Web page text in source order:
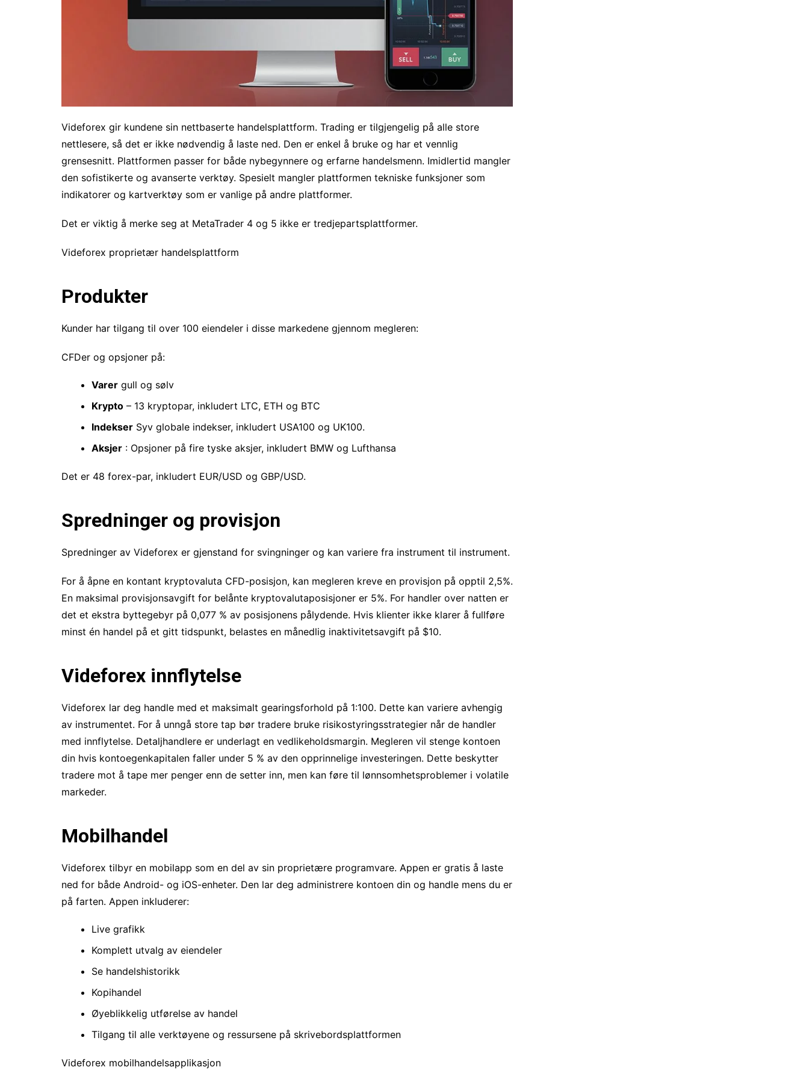
Videforex gir kundene sin nettbaserte handelsplattform. Trading er tilgjengelig på alle store
nettlesere, så det er ikke nødvendig å laste ned. Den er enkel å bruke og har et vennlig
grensesnitt. Plattformen passer for både nybegynnere og erfarne handelsmenn. Imidlertid mangler
den sofistikerte og avanserte verktøy. Spesielt mangler plattformen tekniske funksjoner som
indikatorer og kartverktøy som er vanlige på andre plattformer.
Det er viktig å merke seg at MetaTrader 4 og 5 ikke er tredjepartsplattformer.
Videforex proprietær handelsplattform
Produkter
Kunder har tilgang til over 100 eiendeler i disse markedene gjennom megleren:
CFDer og opsjoner på:
Varer gull og sølv
Krypto – 13 kryptopar, inkludert LTC, ETH og BTC
Indekser Syv globale indekser, inkludert USA100 og UK100.
Aksjer : Opsjoner på fire tyske aksjer, inkludert BMW og Lufthansa
Det er 48 forex-par, inkludert EUR/USD og GBP/USD.
Spredninger og provisjon
Spredninger av Videforex er gjenstand for svingninger og kan variere fra instrument til instrument.
For å åpne en kontant kryptovaluta CFD-posisjon, kan megleren kreve en provisjon på opptil 2,5%.
En maksimal provisjonsavgift for belånte kryptovalutaposisjoner er 5%. For handler over natten er
det et ekstra byttegebyr på 0,077 % av posisjonens pålydende. Hvis klienter ikke klarer å fullføre
minst én handel på et gitt tidspunkt, belastes en månedlig inaktivitetsavgift på $10.
Videforex innflytelse
Videforex lar deg handle med et maksimalt gearingsforhold på 1:100. Dette kan variere avhengig
av instrumentet. For å unngå store tap bør tradere bruke risikostyringsstrategier når de handler
med innflytelse. Detaljhandlere er underlagt en vedlikeholdsmargin. Megleren vil stenge kontoen
din hvis kontoegenkapitalen faller under 5 % av den opprinnelige investeringen. Dette beskytter
tradere mot å tape mer penger enn de setter inn, men kan føre til lønnsomhetsproblemer i volatile
markeder.
Mobilhandel
Videforex tilbyr en mobilapp som en del av sin proprietære programvare. Appen er gratis å laste
ned for både Android- og iOS-enheter. Den lar deg administrere kontoen din og handle mens du er
på farten. Appen inkluderer:
Live grafikk
Komplett utvalg av eiendeler
Se handelshistorikk
Kopihandel
Øyeblikkelig utførelse av handel
Tilgang til alle verktøyene og ressursene på skrivebordsplattformen
Videforex mobilhandelsapplikasjon